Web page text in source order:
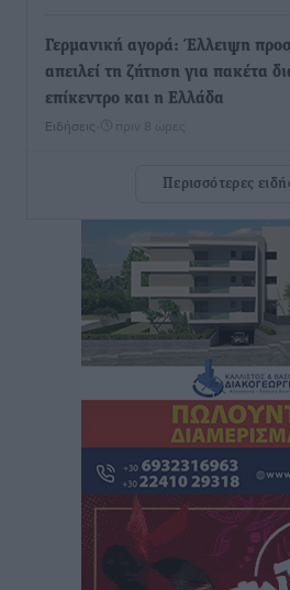
Γερμανική αγορά: Έλλειψη
απειλεί τη ζήτηση για πακέτα
επίκεντρο και η Ελλάδα
Ειδήσεις πριν 8 ώρες
Νέο ξενοδοχείο στη Ρόδο για
Τοπικές Ειδήσεις• πριν 8 ώρες
Αυτοκίνητο μπήκε παράνομα σε
Μαστιχάρι – Αναποδογύρισε
Τοπικές Ειδήσεις• πριν 8 ώρες
“Η Ευρώπη αντιμετώπιζε το
τρόμου” – Η συγκλονιστική
Γιασιράνη στον RV για τα
Σύμφωνο της Λέρου
Τοπικές Ειδήσεις • πριν 8 ώρες
Περισσότερες